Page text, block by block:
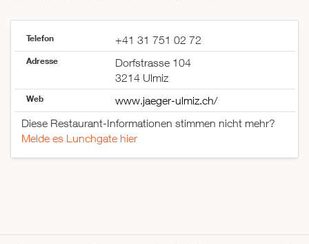
Telefon +41 31 751 02 72
Adresse
Dorfstrasse 104
3214 Ulmiz
Web
www.jaeger-ulmiz.ch/
Diese Restaurant-Informationen stimmen nicht mehr?
Melde es Lunchgate hier